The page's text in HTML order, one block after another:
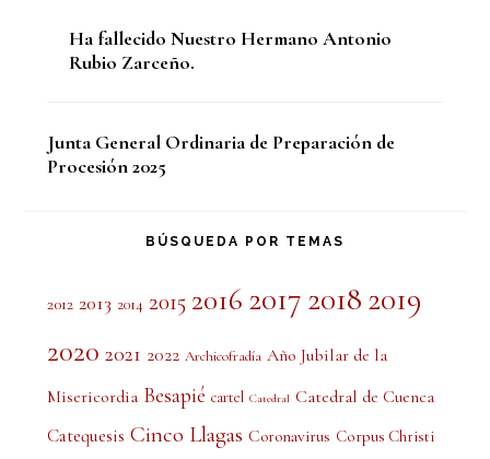
Ha fallecido Nuestro Hermano Antonio
Rubio Zarceño.
Junta General Ordinaria de Preparación de
Procesión 2025
BÚSQUEDA POR TEMAS
2012 2013 2014 2015 2016 2017 2018 2019
2020 2021 2022 Archicofradía Año Jubilar de la
Misericordia Besapié cartel Catedral Catedral de Cuenca
Catequesis Cinco Llagas Coronavirus Corpus Christi